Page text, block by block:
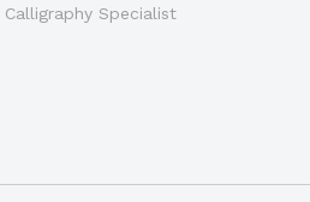
Calligraphy Specialist